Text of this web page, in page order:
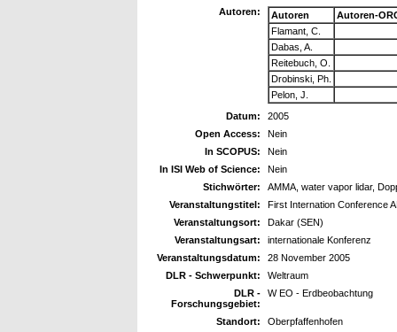
Autoren:
Autoren
Autoren-
Flamant, C.
Dabas, A.
Reitebuch, O.
Drobinski, Ph.
Pelon, J.
Datum:
2005
Open Access:
Nein
In SCOPUS:
Nein
In ISI Web of Science:
Nein
Stichwörter:
AMMA, water vapor lidar,
Veranstaltungstitel:
First Internation Conference
Veranstaltungsort:
Dakar (SEN)
Veranstaltungsart:
internationale Konferenz
Veranstaltungsdatum:
28 November 2005
DLR - Schwerpunkt:
Weltraum
DLR -
Forschungsgebiet:
W EO - Erdbeobachtung
Standort:
Oberpfaffenhofen